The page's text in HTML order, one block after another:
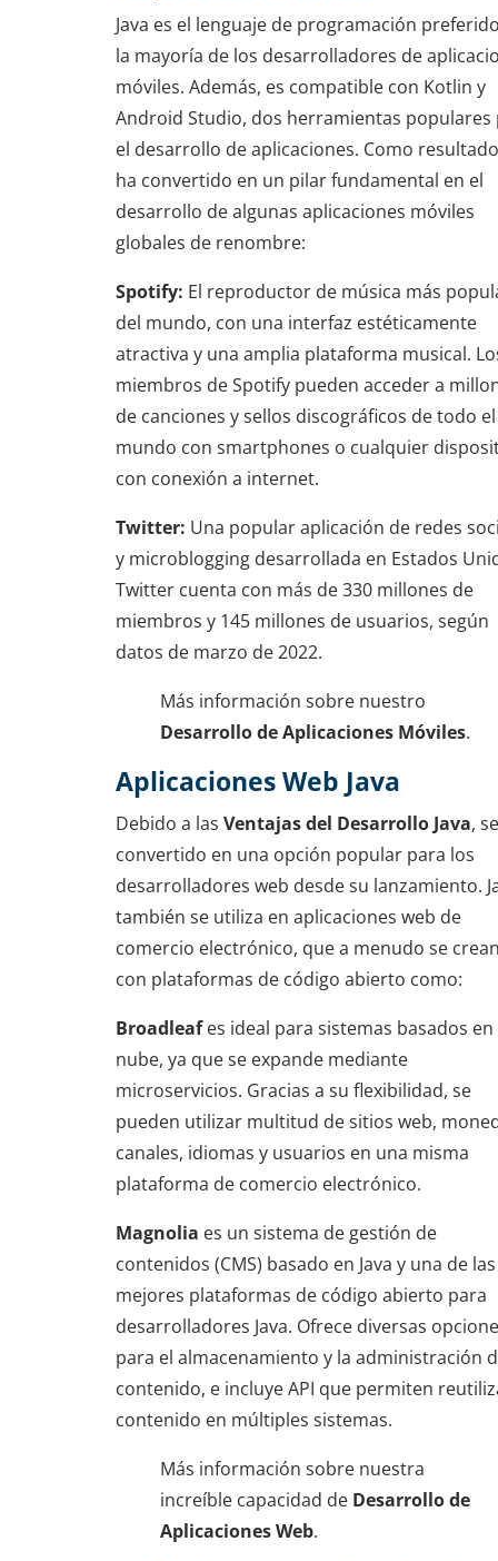
Java es el lenguaje de programación
la mayoría de los desarrolladores de
móviles. Además, es compatible con Kotlin y
Android Studio, dos herramientas populares
el desarrollo de aplicaciones. Como
ha convertido en un pilar fundamental en el
desarrollo de algunas aplicaciones móviles
globales de renombre:
Spotify: El reproductor de música más
del mundo, con una interfaz estéticamente
atractiva y una amplia plataforma musical.
miembros de Spotify pueden acceder a
de canciones y sellos discográficos de todo el
mundo con smartphones o cualquier
con conexión a internet.
Twitter: Una popular aplicación de redes
y microblogging desarrollada en Estados
Twitter cuenta con más de 330 millones de
miembros y 145 millones de usuarios, según
datos de marzo de 2022.
Más información sobre nuestro
Desarrollo de Aplicaciones Móviles.
Aplicaciones Web Java
Debido a las Ventajas del Desarrollo Java,
convertido en una opción popular para los
desarrolladores web desde su lanzamiento.
también se utiliza en aplicaciones web de
comercio electrónico, que a menudo se
con plataformas de código abierto como:
Broadleafes ideal para sistemas basados ​​en
nube, ya que se expande mediante
microservicios. Gracias a su flexibilidad, se
pueden utilizar multitud de sitios web,
canales, idiomas y usuarios en una misma
plataforma de comercio electrónico.
Magnolia es un sistema de gestión de
contenidos (CMS) basado en Java y una de las
mejores plataformas de código abierto para
desarrolladores Java. Ofrece diversas
para el almacenamiento y la administración
contenido, e incluye API que permiten
contenido en múltiples sistemas.
Más información sobre nuestra
increíble capacidad de Desarrollo de
Aplicaciones Web.